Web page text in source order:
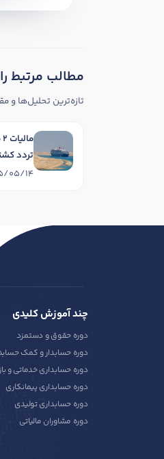
مطالب مرتبط
تازه‌ترین تحلیل‌ها و
تردد
05/14
چند آموزش کلیدی
دوره حقوق و دستمزد
دوره حسابدار و کمک
دوره حسابداری خدماتی و
دوره حسابداری پیمانکاری
دوره حسابداری تولیدی
دوره مشاوران مالیاتی